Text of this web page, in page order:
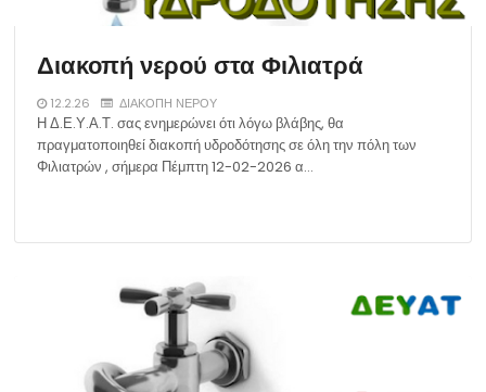
Διακοπή νερού στα Φιλιατρά
12.2.26 ΔΙΑΚΟΠΗ ΝΕΡΟΥ
Η Δ.Ε.Υ.Α.Τ. σας ενημερώνει ότι λόγω βλάβης, θα
πραγματοποιηθεί διακοπή υδροδότησης σε όλη την πόλη των
Φιλιατρών , σήμερα Πέμπτη 12-02-2026 α…